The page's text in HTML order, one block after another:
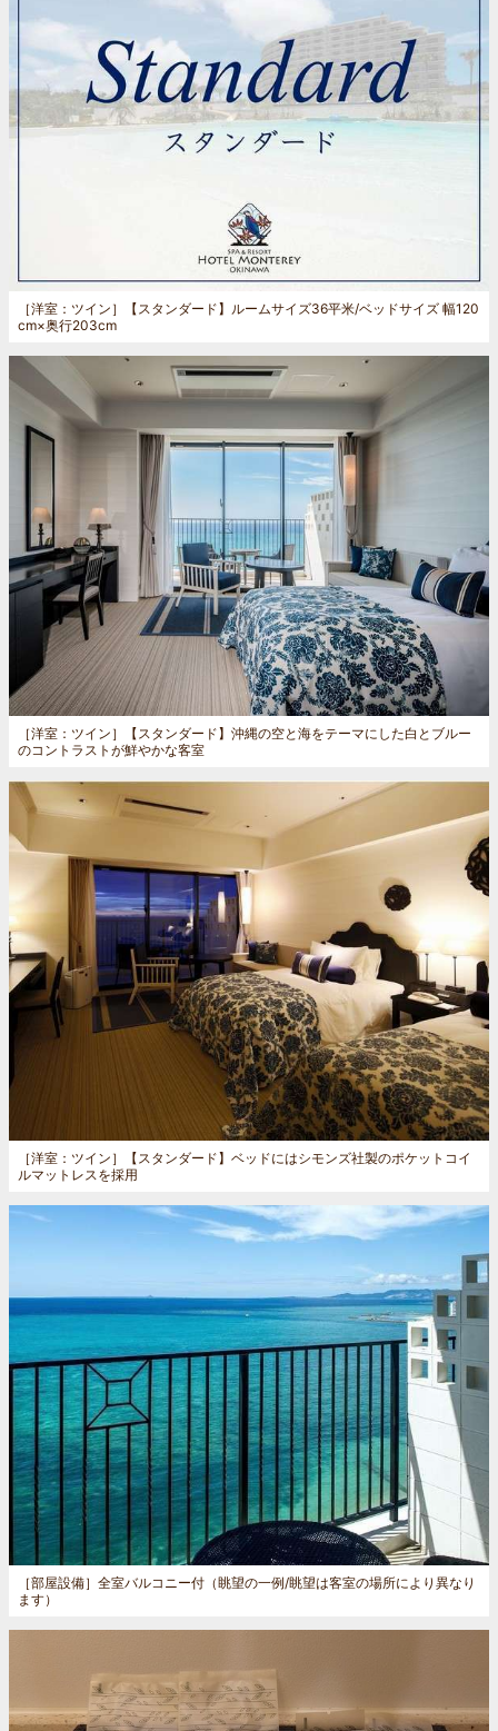
［洋室：ツイン］
【スタンダード】ルームサイズ36平米/ベッドサイズ 幅120
cm×奥行203cm
［洋室：ツイン］
【スタンダード】沖縄の空と海をテーマにした白とブルー
のコントラストが鮮やかな客室
［洋室：ツイン］
【スタンダード】ベッドにはシモンズ社製のポケットコイ
ルマットレスを採用
［部屋設備］ 全室バルコニー付（眺望の一例/眺望は客室の場所により異なり
ます）